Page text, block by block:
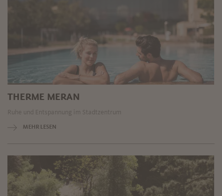
THERME MERAN
Ruhe und Entspannung im Stadtzentrum
MEHR LESEN